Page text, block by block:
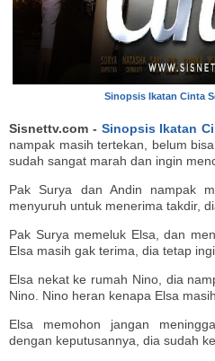
Sinopsis Ikatan Cinta
Sisnettv.com - Sinopsis Ikatan
nampak masih tertekan, belum
sudah sangat marah dan ingin
Pak Surya dan Andin nampak
menyuruh untuk menerima takdir,
Pak Surya memeluk Elsa, dan
Elsa masih gak terima, dia tetap
Elsa nekat ke rumah Nino, dia
Nino. Nino heran kenapa Elsa
Elsa memohon jangan
dengan keputusannya, dia sudah